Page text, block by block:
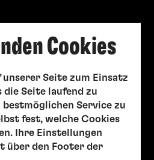
Cookies
unserer Seite zum Einsatz
die Seite laufend zu
bestmöglichen Service zu
fest, welche Cookies
Ihre Einstellungen
über den Footer der